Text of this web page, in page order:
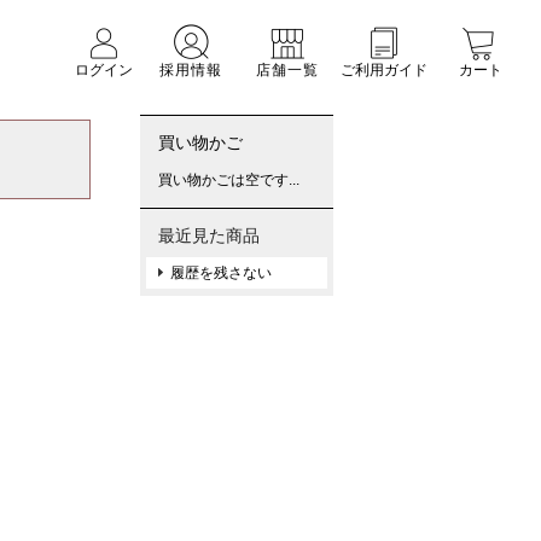
ログイン
採用情報 店舗一覧 ご利用ガイド カート
買い物かご
買い物かごは空です...
最近見た商品
履歴を残さない